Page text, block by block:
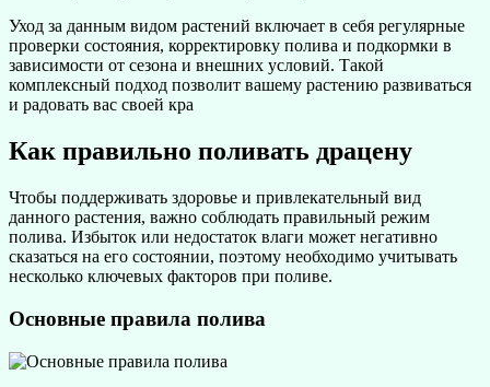
Уход за данным видом растений включает в себя регулярные
проверки состояния, корректировку полива и подкормки в
зависимости от сезона и внешних условий. Такой
комплексный подход позволит вашему растению развиваться
и радовать вас своей кра
Как правильно поливать драцену
Чтобы поддерживать здоровье и привлекательный вид
данного растения, важно соблюдать правильный режим
полива. Избыток или недостаток влаги может негативно
сказаться на его состоянии, поэтому необходимо учитывать
несколько ключевых факторов при поливе.
Основные правила полива